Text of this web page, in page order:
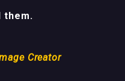
them.
Creator